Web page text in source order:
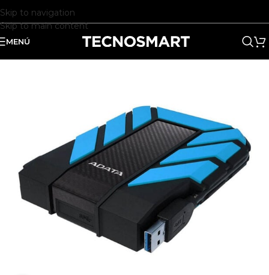
Skip to navigation
Skip to main content
MENÚ